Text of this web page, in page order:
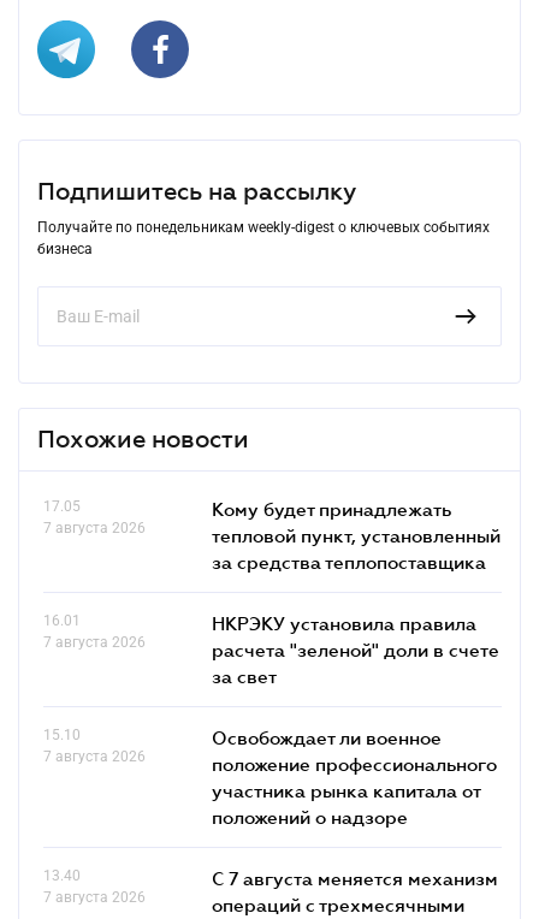
Подпишитесь на рассылку
Получайте по понедельникам weekly-digest о ключевых событиях
бизнеса
Похожие новости
17.05
7 августа 2026
Кому будет принадлежать
тепловой пункт, установленный
за средства теплопоставщика
16.01
7 августа 2026
НКРЭКУ установила правила
расчета "зеленой" доли в счете
за свет
15.10
7 августа 2026
Освобождает ли военное
положение профессионального
участника рынка капитала от
положений о надзоре
13.40
7 августа 2026
С 7 августа меняется механизм
операций с трехмесячными